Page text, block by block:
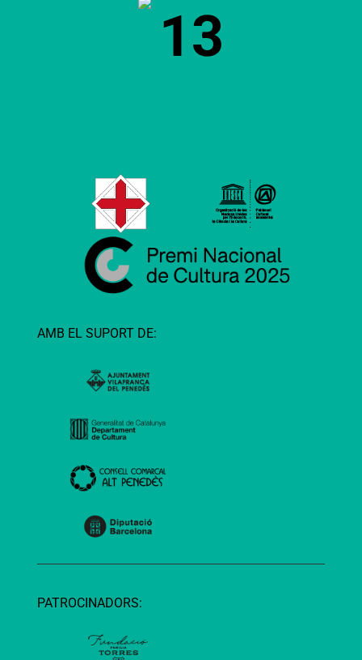
13
AMB EL SUPORT DE:
PATROCINADORS: